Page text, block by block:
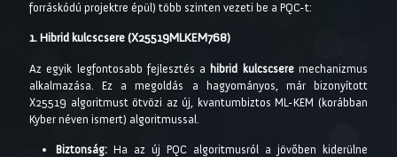
forráskódú projektre épül) több szinten vezeti be a PQC-t:
1. Hibrid kulcscsere (X25519MLKEM768)
Az egyik legfontosabb fejlesztés a hibrid kulcscseremechanizmus
alkalmazása. Ez a megoldás a hagyományos, már bizonyított
X25519 algoritmust ötvözi az új, kvantumbiztos ML-KEM (korábban
Kyber néven ismert) algoritmussal.
Biztonság: Ha az új PQC algoritmusról a jövőben kiderülne